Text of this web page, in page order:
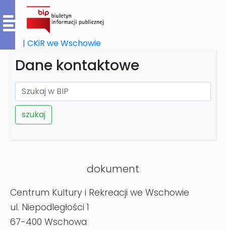
| CKiR we Wschowie
Dane kontaktowe
szukaj
dokument
Centrum Kultury i Rekreacji we Wschowie
ul. Niepodległości 1
67-400 Wschowa